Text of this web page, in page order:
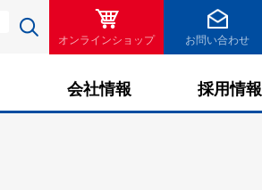
検索
オンラインショップ お問い合わせ
会社情報 採用情報